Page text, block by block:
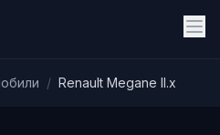
/ Renault Megane II.x